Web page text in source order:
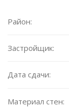
Район:
Застройщик:
Дата сдачи:
Материал стен: